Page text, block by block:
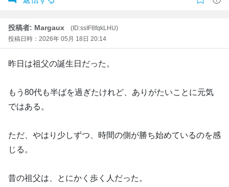
投稿者: Margaux
(ID:ssIF8fqkLHU)
投稿日時：2026年 05月 18日 20:14
昨日は祖父の誕生日だった。
もう80代も半ばを過ぎたけれど、ありがたいことに元気
ではある。
ただ、やはり少しずつ、時間の側が勝ち始めているのを感
じる。
昔の祖父は、とにかく歩く人だった。